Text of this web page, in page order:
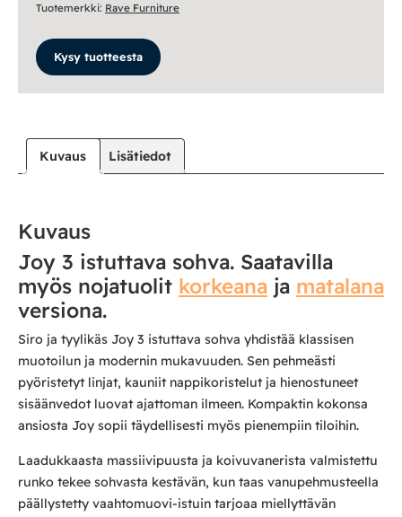
Tuotemerkki: Rave Furniture
Kysy tuotteesta
Kuvaus Lisätiedot
Kuvaus
Joy 3 istuttava sohva. Saatavilla
myös nojatuolit korkeana ja matalana
versiona.
Siro ja tyylikäs Joy 3 istuttava sohva yhdistää klassisen
muotoilun ja modernin mukavuuden. Sen pehmeästi
pyöristetyt linjat, kauniit nappikoristelut ja hienostuneet
sisäänvedot luovat ajattoman ilmeen. Kompaktin kokonsa
ansiosta Joy sopii täydellisesti myös pienempiin tiloihin.
Laadukkaasta massiivipuusta ja koivuvanerista valmistettu
runko tekee sohvasta kestävän, kun taas vanupehmusteella
päällystetty vaahtomuovi-istuin tarjoaa miellyttävän